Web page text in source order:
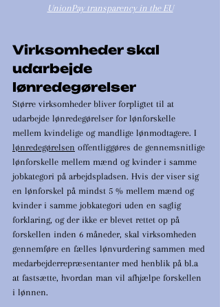
UnionPay transparency in the EU
Virksomheder skal
udarbejde
lønredegørelser
Større virksomheder bliver forpligtet til at
udarbejde lønredegørelser for lønforskelle
mellem kvindelige og mandlige lønmodtagere. I
lønredegørelsen offentliggøres de gennemsnitlige
lønforskelle mellem mænd og kvinder i samme
jobkategori på arbejdspladsen. Hvis der viser sig
en lønforskel på mindst 5 % mellem mænd og
kvinder i samme jobkategori uden en saglig
forklaring, og der ikke er blevet rettet op på
forskellen inden 6 måneder, skal virksomheden
gennemføre en fælles lønvurdering sammen med
medarbejderrepræsentanter med henblik på bl.a
at fastsætte, hvordan man vil afhjælpe forskellen
i lønnen.